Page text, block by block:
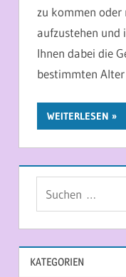
zu kommen oder
aufzustehen und
Ihnen dabei die
bestimmten
WEITERLESEN
KATEGORIEN